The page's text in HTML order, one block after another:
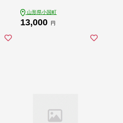
山形県小国町
13,000 円